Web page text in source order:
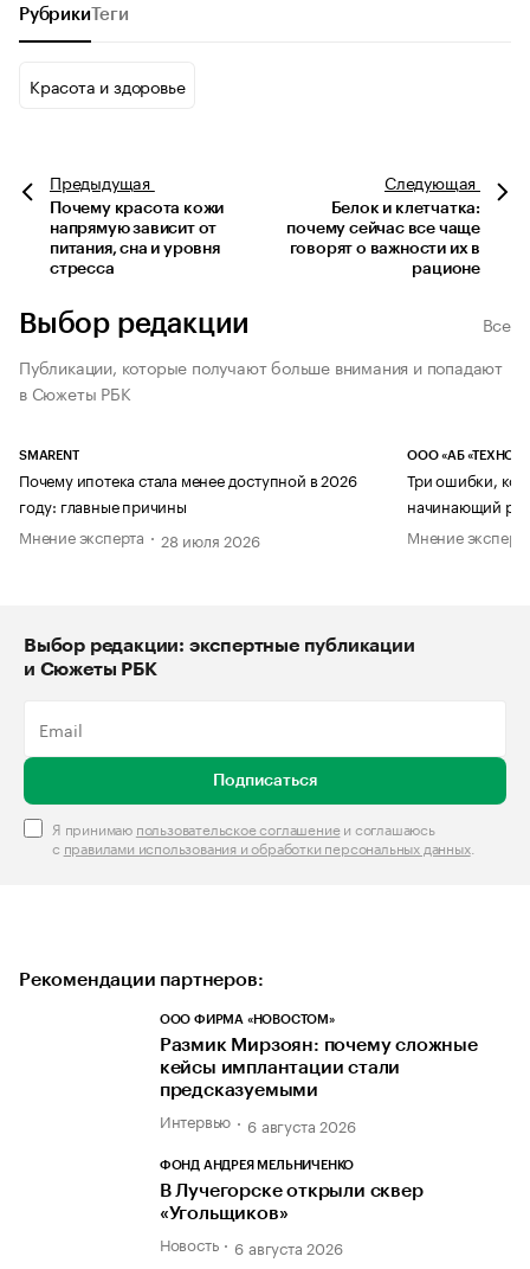
Рубрики Теги
Красота и здоровье
Предыдущая
Почему красота кожи
напрямую зависит от
питания, сна и уровня
стресса
Следующая
Белок и клетчатка:
почему сейчас все чаще
говорят о важности их в
рационе
Выбор редакции
Все
Публикации, которые получают больше внимания и попадают
в Сюжеты РБК
SMARENT
Почему ипотека стала менее доступной в 2026
году: главные причины
Мнение эксперта
28 июля 2026
ООО «АБ
Три ошибки,
начинающий
Мнение
Выбор редакции: экспертные публикации
и Сюжеты РБК
Подписаться
Я принимаю пользовательское соглашениеи соглашаюсь
с правилами использования и обработки персональных данных.
Рекомендации партнеров:
ООО ФИРМА «НОВОСТОМ»
Размик Мирзоян: почему сложные
кейсы имплантации стали
предсказуемыми
Интервью 6 августа 2026
ФОНД АНДРЕЯ МЕЛЬНИЧЕНКО
В Лучегорске открыли сквер
«Угольщиков»
Новость 6 августа 2026